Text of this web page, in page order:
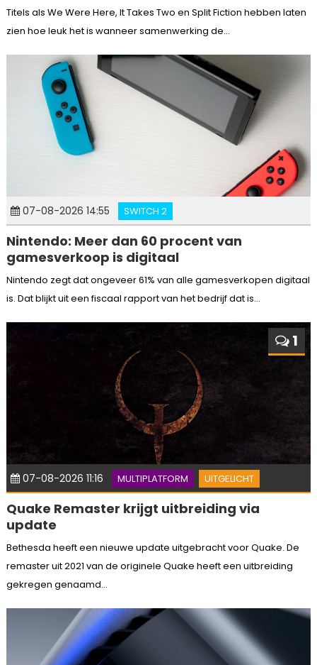
Titels als We Were Here, It Takes Two en Split Fiction hebben laten
zien hoe leuk het is wanneer samenwerking de...
07-08-2026 14:55 SWITCH 2
Nintendo: Meer dan 60 procent van
gamesverkoop is digitaal
Nintendo zegt dat ongeveer 61% van alle gamesverkopen digitaal
is. Dat blijkt uit een fiscaal rapport van het bedrijf dat is...
1
07-08-2026 11:16 MULTIPLATFORM UITGELICHT
Quake Remaster krijgt uitbreiding via
update
Bethesda heeft een nieuwe update uitgebracht voor Quake. De
remaster uit 2021 van de originele Quake heeft een uitbreiding
gekregen genaamd...